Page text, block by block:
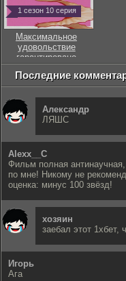
1 сезон 10 серия
Максимальное
удовольствие
гарантировано
Последние
Александр
ЛЯШС
Alexx__C
Фильм полная антинаучная,
по мне! Никому не
оценка: минус 100 звёзд!
хозяин
заебал этот 1хбет,
Игорь
Ага